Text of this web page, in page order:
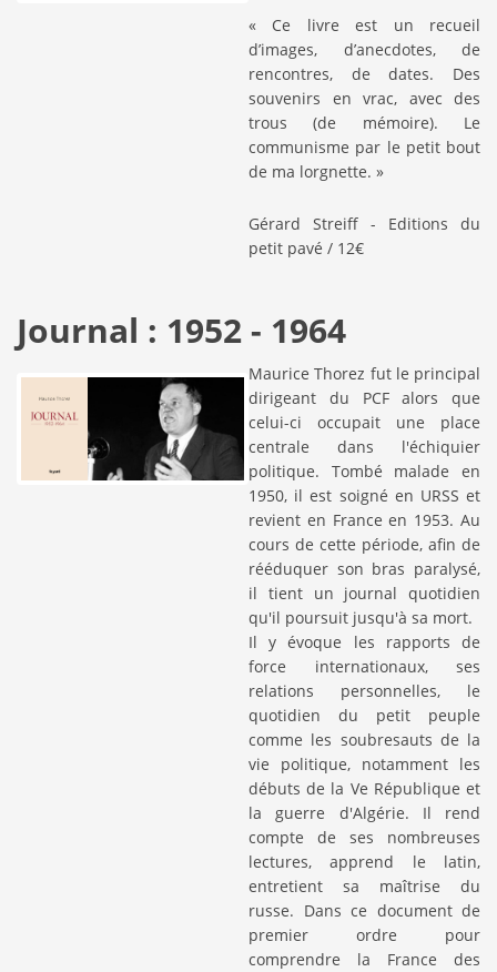
« Ce livre est un recueil
d’images, d’anecdotes, de
rencontres, de dates. Des
souvenirs en vrac, avec des
trous (de mémoire). Le
communisme par le petit bout
de ma lorgnette. »
Gérard Streiff - Editions du
petit pavé / 12€
Journal : 1952 - 1964
Maurice Thorez fut le principal
dirigeant du PCF alors que
celui-ci occupait une place
centrale dans l'échiquier
politique. Tombé malade en
1950, il est soigné en URSS et
revient en France en 1953. Au
cours de cette période, afin de
rééduquer son bras paralysé,
il tient un journal quotidien
qu'il poursuit jusqu'à sa mort.
Il y évoque les rapports de
force internationaux, ses
relations personnelles, le
quotidien du petit peuple
comme les soubresauts de la
vie politique, notamment les
débuts de la Ve République et
la guerre d'Algérie. Il rend
compte de ses nombreuses
lectures, apprend le latin,
entretient sa maîtrise du
russe. Dans ce document de
premier ordre pour
comprendre la France des